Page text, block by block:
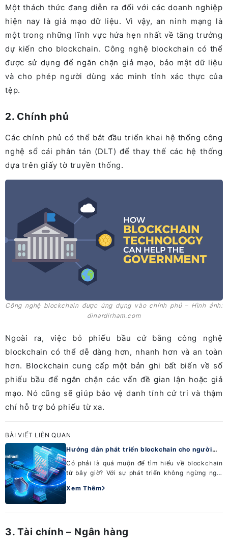
Một thách thức đang diễn ra đối với các doanh nghiệp
hiện nay là giả mạo dữ liệu. Vì vậy, an ninh mạng là
một trong những lĩnh vực hứa hẹn nhất về tăng trưởng
dự kiến cho blockchain. Công nghệ blockchain có thể
được sử dụng để ngăn chặn giả mạo, bảo mật dữ liệu
và cho phép người dùng xác minh tính xác thực của
tệp.
2. Chính phủ
Các chính phủ có thể bắt đầu triển khai hệ thống công
nghệ sổ cái phân tán (DLT) để thay thế các hệ thống
dựa trên giấy tờ truyền thống.
Công nghệ blockchain được ứng dụng vào chính phủ – Hình ảnh:
dinardirham.com
Ngoài ra, việc bỏ phiếu bầu cử bằng công nghệ
blockchain có thể dễ dàng hơn, nhanh hơn và an toàn
hơn. Blockchain cung cấp một bản ghi bất biến về số
phiếu bầu để ngăn chặn các vấn đề gian lận hoặc giả
mạo. Nó cũng sẽ giúp bảo vệ danh tính cử tri và thậm
chí hỗ trợ bỏ phiếu từ xa.
BÀI VIẾT LIÊN QUAN
Hướng dẫn phát triển blockchain cho người
mới
Có phải là quá muộn để tìm hiểu về blockchain
từ bây giờ? Với sự phát triển không ngừng nghỉ
to lớn chưa đư...
Xem Thêm
3. Tài chính – Ngân hàng